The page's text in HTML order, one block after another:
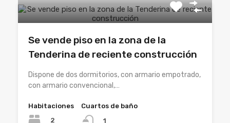
Se vende piso en la zona de la
Tenderina de reciente construcción
Dispone de dos dormitorios, con armario empotrado,
con armario convencional,…
Habitaciones
2
Cuartos de baño
1